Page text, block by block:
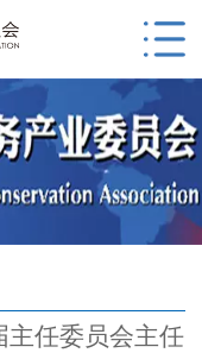
主任委员会主任